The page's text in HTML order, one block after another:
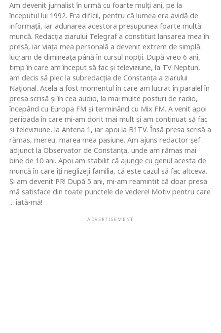
Am devenit jurnalist în urmă cu foarte mulţi ani, pe la
începutul lui 1992. Era dificil, pentru că lumea era avidă de
informaţii, iar adunarea acestora presupunea foarte multă
muncă. Redacţia ziarului Telegraf a constituit lansarea mea în
presă, iar viaţa mea personală a devenit extrem de simplă:
lucram de dimineaţa până în cursul nopţii. După vreo 6 ani,
timp în care am început să fac şi televiziune, la TV Neptun,
am decis să plec la subredacţia de Constanţa a ziarului
Naţional. Acela a fost momentul în care am lucrat în paralel în
presa scrisă şi în cea audio, la mai multe posturi de radio,
începând cu Europa FM şi terminând cu Mix FM. A venit apoi
perioada în care mi-am dorit mai mult şi am continuat să fac
şi televiziune, la Antena 1, iar apoi la B1TV. Însă presa scrisă a
rămas, mereu, marea mea pasiune. Am ajuns redactor şef
adjunct la Observator de Constanţa, unde am rămas mai
bine de 10 ani. Apoi am stabilit că ajunge cu genul acesta de
muncă în care îţi neglizeji familia, că este cazul să fac altceva.
Şi am devenit PR! După 5 ani, mi-am reamintit că doar presa
mă satisface din toate punctele de vedere! Motiv pentru care
... iată-mă!
ADVERTISEMENT